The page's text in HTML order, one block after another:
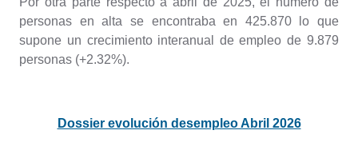
personas en alta se encontraba en 425.870 lo que
supone un crecimiento interanual de empleo de 9.879
personas (+2.32%).
Dossier evolución desempleo Abril 2026